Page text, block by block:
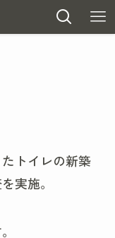
トイレの新築
実施。